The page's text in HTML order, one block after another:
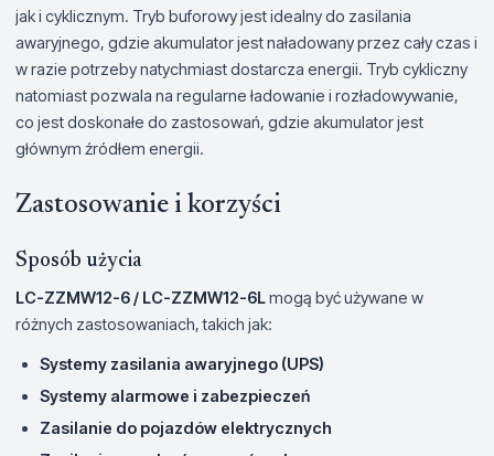
jak i cyklicznym. Tryb buforowy jest idealny do zasilania
awaryjnego, gdzie akumulator jest naładowany przez cały czas i
w razie potrzeby natychmiast dostarcza energii. Tryb cykliczny
natomiast pozwala na regularne ładowanie i rozładowywanie,
co jest doskonałe do zastosowań, gdzie akumulator jest
głównym źródłem energii.
Zastosowanie i korzyści
Sposób użycia
LC-ZZMW12-6 / LC-ZZMW12-6Lmogą być używane w
różnych zastosowaniach, takich jak:
Systemy zasilania awaryjnego (UPS)
Systemy alarmowe i zabezpieczeń
Zasilanie do pojazdów elektrycznych